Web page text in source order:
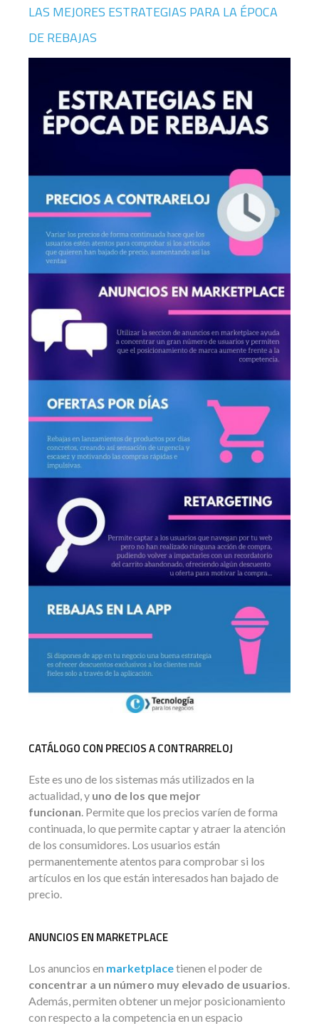
LAS MEJORES ESTRATEGIAS PARA LA ÉPOCA
DE REBAJAS
CATÁLOGO CON PRECIOS A CONTRARRELOJ
Este es uno de los sistemas más utilizados en la
actualidad, y uno de los que mejor
funcionan. Permite que los precios varíen de forma
continuada, lo que permite captar y atraer la atención
de los consumidores. Los usuarios están
permanentemente atentos para comprobar si los
artículos en los que están interesados han bajado de
precio.
ANUNCIOS EN MARKETPLACE
Los anuncios en marketplacetienen el poder de
concentrar a un número muy elevado de usuarios.
Además, permiten obtener un mejor posicionamiento
con respecto a la competencia en un espacio